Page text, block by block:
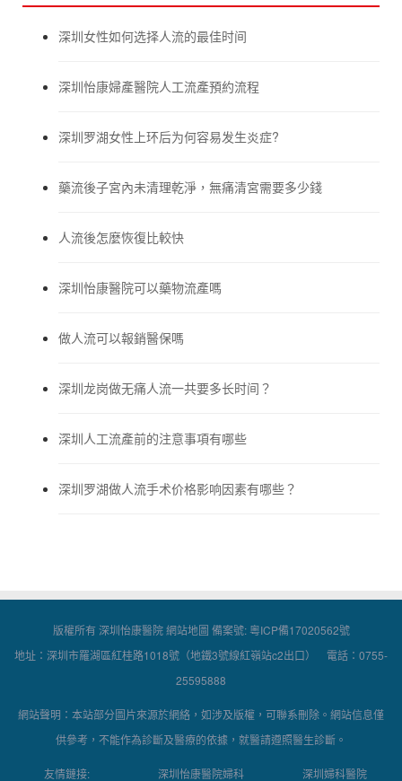
深圳女性如何选择人流的最佳时间
深圳怡康婦產醫院人工流產預約流程
深圳罗湖女性上环后为何容易发生炎症?
藥流後子宮內未清理乾淨，無痛清宮需要多少錢
人流後怎麼恢復比較快
深圳怡康醫院可以藥物流產嗎
做人流可以報銷醫保嗎
深圳龙岗做无痛人流一共要多长时间？
深圳人工流產前的注意事項有哪些
深圳罗湖做人流手术价格影响因素有哪些？
版權所有 深圳怡康醫院網站地圖 備案號:粵ICP備17020562號
地址：深圳市羅湖區紅桂路1018號（地鐵3號線紅嶺站c2出口） 電話：0755-
25595888
網站聲明：本站部分圖片來源於網絡，如涉及版權，可聯系刪除。網站信息僅
供參考，不能作為診斷及醫療的依據，就醫請遵照醫生診斷。
友情鏈接: 深圳怡康醫院婦科 深圳婦科醫院